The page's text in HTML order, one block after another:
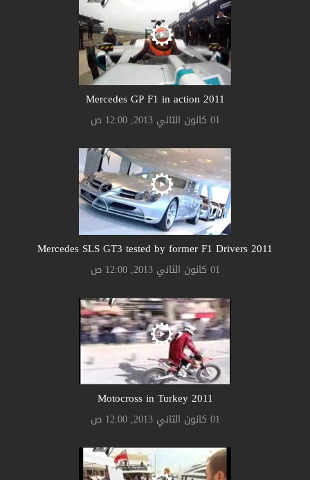
2011 Mercedes GP F1 in action
01 كانون الثاني 2013, 12:00 ص
2011 Mercedes SLS GT3 tested by former F1 Drivers
01 كانون الثاني 2013, 12:00 ص
2011 Motocross in Turkey
01 كانون الثاني 2013, 12:00 ص